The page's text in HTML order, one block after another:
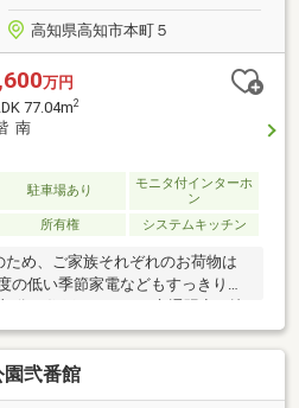
高知県高知市本町５
万円
77.04m2
南
駐車場あり
モニタ付インターホ
ン
所有権 システムキッチン
め、ご家族それぞれのお荷物は
の低い季節家電などもすっきり収
分の住戸ですので、交通騒音も比
や車からの目線も外れやすいで
で徒歩圏内ですので、ご家族で
どちょっとした運動も楽しめます
や花火大会などのイベントも多
園弐番館